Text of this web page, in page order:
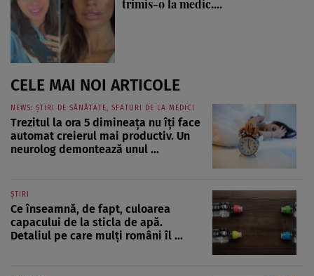
trimis-o la medic....
CELE MAI NOI ARTICOLE
NEWS: ȘTIRI DE SĂNĂTATE, SFATURI DE LA MEDICI
Trezitul la ora 5 dimineața nu îți face
automat creierul mai productiv. Un
neurolog demontează unul ...
ȘTIRI
Ce înseamnă, de fapt, culoarea
capacului de la sticla de apă.
Detaliul pe care mulți români îl ...